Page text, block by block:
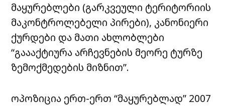
მაყურებლები (გარკვეული ტერიტორიის
მაკონტროლებელი პირები), კანონიერი
ქურდები და მათი ახლობლები
“გაააქტიურა არჩევნების მეორე ტურზე
ზემოქმედების მიზნით”.
ოპოზიცია ერთ-ერთ “მაყურებლად” 2007